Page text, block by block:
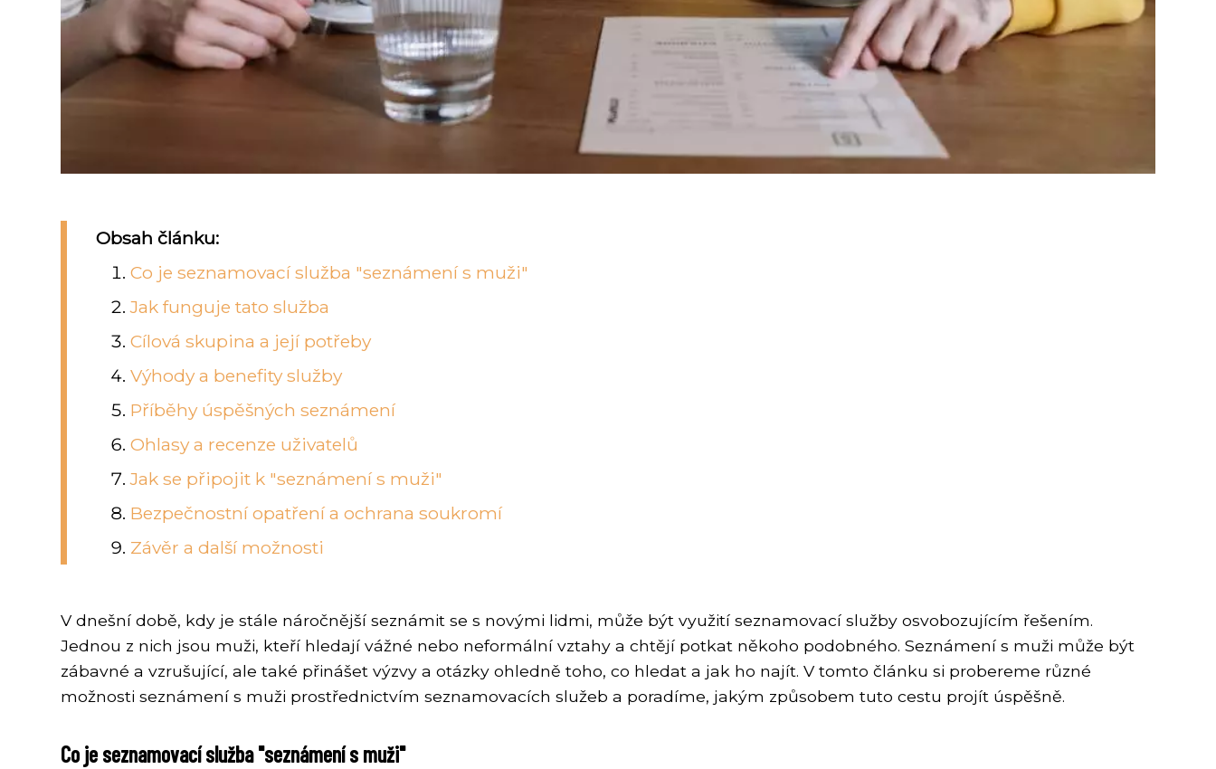
Obsah článku:
Co je seznamovací služba "seznámení s muži"
Jak funguje tato služba
Cílová skupina a její potřeby
Výhody a benefity služby
Příběhy úspěšných seznámení
Ohlasy a recenze uživatelů
Jak se připojit k "seznámení s muži"
Bezpečnostní opatření a ochrana soukromí
Závěr a další možnosti
V dnešní době, kdy je stále náročnější seznámit se s novými lidmi, může být využití seznamovací služby osvobozujícím řešením.
Jednou z nich jsou muži, kteří hledají vážné nebo neformální vztahy a chtějí potkat někoho podobného. Seznámení s muži může být
zábavné a vzrušující, ale také přinášet výzvy a otázky ohledně toho, co hledat a jak ho najít. V tomto článku si probereme různé
možnosti seznámení s muži prostřednictvím seznamovacích služeb a poradíme, jakým způsobem tuto cestu projít úspěšně.
Co je seznamovací služba "seznámení s muži"